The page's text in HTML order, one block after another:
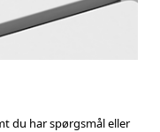
du har spørgsmål eller